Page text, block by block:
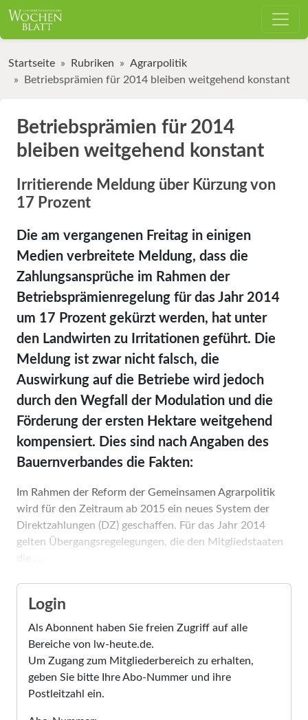
Startseite Rubriken
Agrarpolitik
Betriebsprämien für 2014 bleiben weitgehend konstant
Betriebsprämien für 2014
bleiben weitgehend konstant
Irritierende Meldung über Kürzung von
17 Prozent
Die am vergangenen Freitag in einigen
Medien verbreitete Meldung, dass die
Zahlungsansprüche im Rahmen der
Betriebsprämienregelung für das Jahr 2014
um 17 Prozent gekürzt werden, hat unter
den Landwirten zu Irritationen geführt. Die
Meldung ist zwar nicht falsch, die
Auswirkung auf die Betriebe wird jedoch
durch den Wegfall der Modulation und die
Förderung der ersten Hektare weitgehend
kompensiert. Dies sind nach Angaben des
Bauernverbandes die Fakten:
Im Rahmen der Reform der Gemeinsamen Agrarpolitik
wird für den Zeitraum ab 2015 ein neues System der
Direktzahlungen (DZ) geschaffen. Für das Jahr 2014
gelten Übergangsregelegungen, die den Mitgliedstaaten
Login
Als Abonnent haben Sie freien Zugriff auf alle
Bereiche von lw-heute.de.
Um Zugang zum Mitgliederbereich zu erhalten,
geben Sie bitte Ihre Abo-Nummer und ihre
Postleitzahl ein.